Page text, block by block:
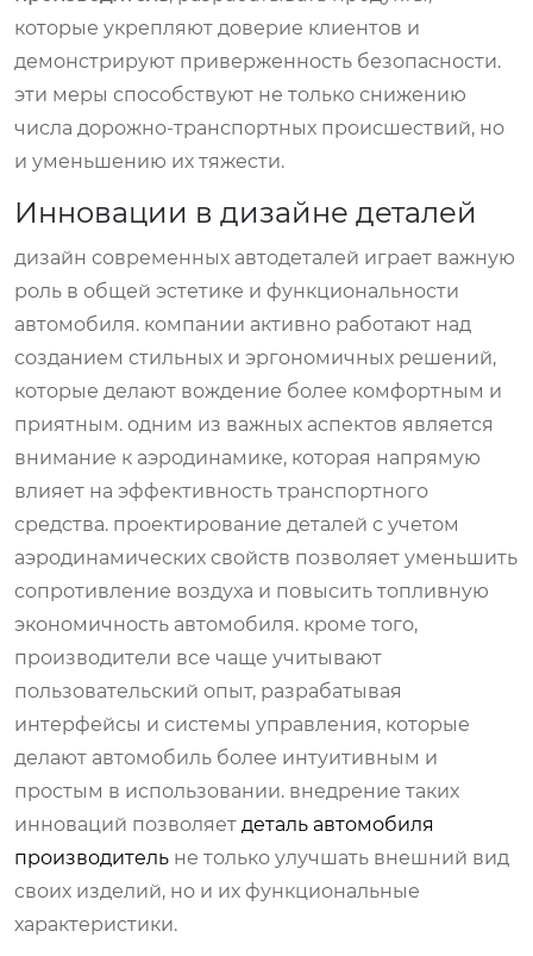
которые укрепляют доверие клиентов и
демонстрируют приверженность безопасности.
эти меры способствуют не только снижению
числа дорожно-транспортных происшествий, но
и уменьшению их тяжести.
Инновации в дизайне деталей
дизайн современных автодеталей играет важную
роль в общей эстетике и функциональности
автомобиля. компании активно работают над
созданием стильных и эргономичных решений,
которые делают вождение более комфортным и
приятным. одним из важных аспектов является
внимание к аэродинамике, которая напрямую
влияет на эффективность транспортного
средства. проектирование деталей с учетом
аэродинамических свойств позволяет уменьшить
сопротивление воздуха и повысить топливную
экономичность автомобиля. кроме того,
производители все чаще учитывают
пользовательский опыт, разрабатывая
интерфейсы и системы управления, которые
делают автомобиль более интуитивным и
простым в использовании. внедрение таких
инноваций позволяет деталь автомобиля
производитель не только улучшать внешний вид
своих изделий, но и их функциональные
характеристики.